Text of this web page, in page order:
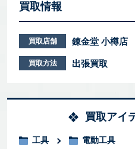
買取情報
買取店舗 錬金堂 小樽店
買取方法 出張買取
買取アイ
工具 電動工具